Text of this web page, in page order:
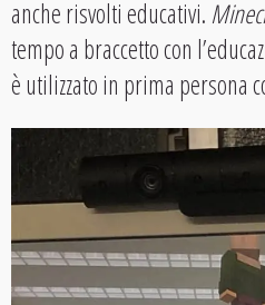
anche risvolti educativi.
tempo a braccetto con
è utilizzato in prima persona